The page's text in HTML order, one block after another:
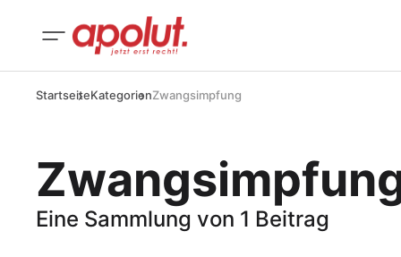
StartseiteKategorienZwangsimpfung
Eine Sammlung von 1 Beitrag